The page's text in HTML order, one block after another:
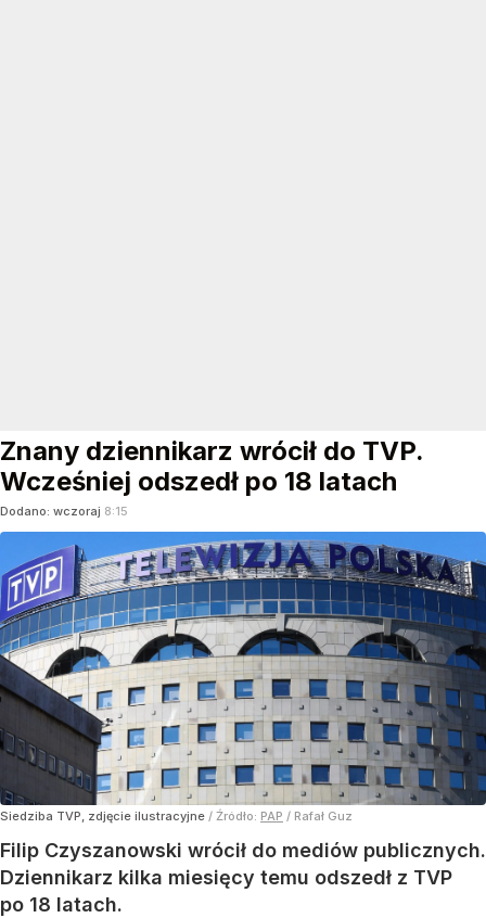
Znany dziennikarz wrócił do TVP.
Wcześniej odszedł po 18 latach
Dodano: wczoraj 8:15
Siedziba TVP, zdjęcie ilustracyjne / Źródło: PAP / Rafał Guz
Filip Czyszanowski wrócił do mediów publicznych.
Dziennikarz kilka miesięcy temu odszedł z TVP
po 18 latach.